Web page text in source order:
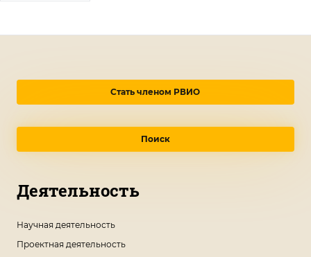
Стать членом РВИО
Поиск
Деятельность
Научная деятельность
Проектная деятельность